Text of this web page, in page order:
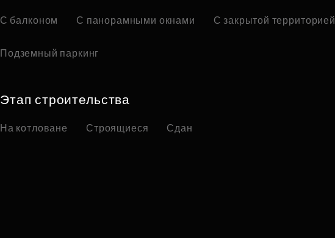
С балконом С панорамными окнами С закрытой территорией
Подземный паркинг
Этап строительства
На котловане Строящиеся Сдан